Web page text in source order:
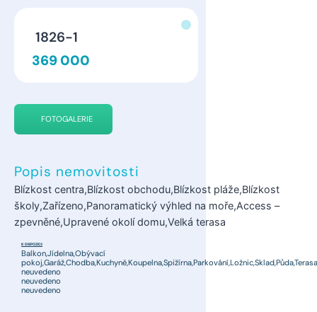
1826-1
369 000
FOTOGALERIE
Popis nemovitosti
Blízkost centra,Blízkost obchodu,Blízkost pláže,Blízkost
školy,Zařízeno,Panoramatický výhled na moře,Access –
zpevněné,Upravené okolí domu,Velká terasa
K DISPOZICI:
Balkon,Jídelna,Obývací
neuvedeno
neuvedeno
neuvedeno